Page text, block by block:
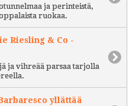
ja perinteistä,
ruokaa.
Riesling & Co -
ja vihreää parsaa tarjolla
yllättää